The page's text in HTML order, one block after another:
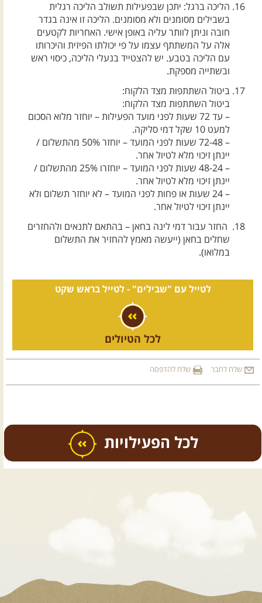
הליכה ברגל: יתכן שבפעילות תשולב הליכה רגלית
בשבילים מסומנים ולא מסומנים. הליכה זו אינה בגדר
חובה וניתן לוותר עליה באופן אישי. האחריות לקטעים
אלה על המשתתף עצמו על פי יכולתו הפיזית והיכרותו
עם הליכה בטבע. יש להצטייד בנעלי הליכה, כיסוי ראש
ובשתייה מספקת.
ביטול השתתפות מצד הלקוח:
ביטול השתתפות מצד הלקוח:
– עד 72 שעות לפני מועד הפעילות – יוחזר מלוא הסכום
למעט 10 שקל דמי סליקה.
– 72-48 שעות לפני המועד – יוחזר 50% מהתשלום /
יינתן זיכוי מלא לטיול אחר.
– 48-24 שעות לפני המועד – יוחזרו 25% מהתשלום /
יינתן זיכוי מלא לטיול אחר.
– 24 שעות או פחות לפני המועד – לא יוחזר תשלום ולא
יינתן זיכוי לטיול אחר.
החזר עבור דמי לינה בחאן – בהתאם לתנאים ולהחזרים
שחלים בחאן (ייעשה מאמץ להחזיר את התשלום
במלואו).
לטייל עם "שבילים" -לטייל בראש שקט
לכל הטיולים
שלח לחבר שלח להדפסה
כל הפעילויות
טיולים מודרכים בארץ